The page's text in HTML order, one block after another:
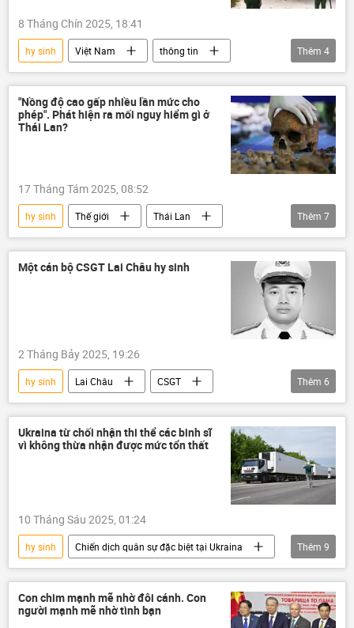
8 Tháng Chín 2025, 18:41
hy sinh Việt Nam
thông tin
công an
Đắk Lắk
Xã hội
tử vong
Thêm 4
"Nồng độ cao gấp nhiều lần mức cho
phép". Phát hiện ra mối nguy hiểm gì ở
Thái Lan?
17 Tháng Tám 2025, 08:52
hy sinh Thế giới
Thái Lan
chuyên gia
ma túy
Khoa học
Đông Nam Á
Israel
Thêm 7
Một cán bộ CSGT Lai Châu hy sinh
2 Tháng Bảy 2025, 19:26
hy sinh Lai Châu
CSGT
thông tin
Việt Nam
công an
Bộ Công an Việt Nam
vi phạm
Pháp luật
Thêm 6
Ukraina từ chối nhận thi thể các binh sĩ
vì không thừa nhận được mức tổn thất
10 Tháng Sáu 2025, 01:24
hy sinh
Chiến dịch quân sự đặc biệt tại Ukraina
Ukraina
Cuộc khủng hoảng ở Ukraina
Nga
đàm phán
Đàm phán Nga-Ukraina tại Istanbul - 2025
Thêm 9
Con chim mạnh mẽ nhờ đôi cánh. Con
người mạnh mẽ nhờ tình bạn